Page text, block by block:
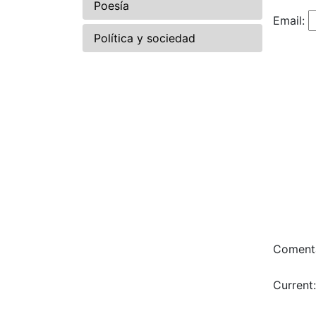
Poesía
Política y sociedad
Email:
Current: